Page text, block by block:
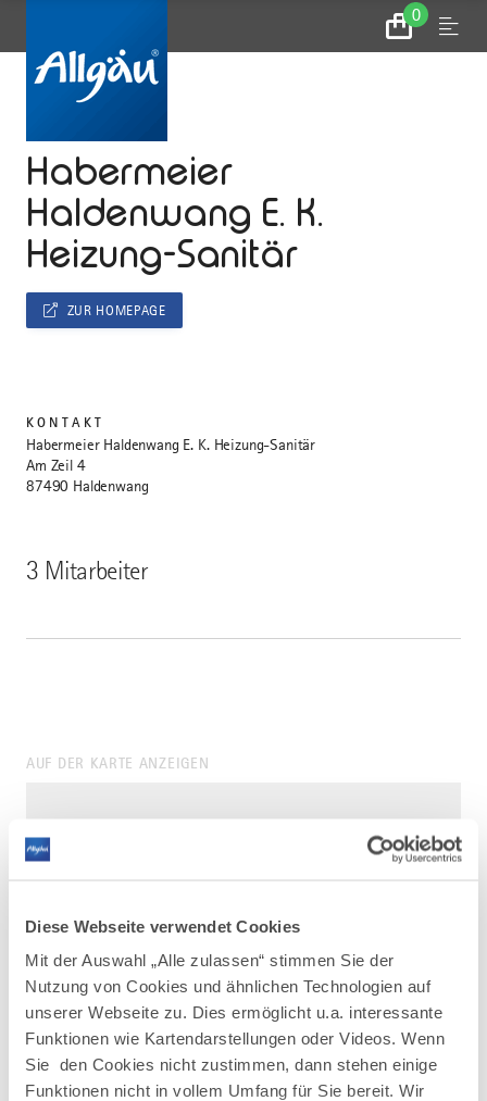
Diese Webseite verwendet Cookies
Mit der Auswahl „Alle zulassen“ stimmen Sie der
Nutzung von Cookies und ähnlichen Technologien auf
unserer Webseite zu. Dies ermöglicht u.a. interessante
Funktionen wie Kartendarstellungen oder Videos. Wenn
Sie den Cookies nicht zustimmen, dann stehen einige
Funktionen nicht in vollem Umfang für Sie bereit. Wir
0
Zum
Warenkorb
Menu
Habermeier
Haldenwang E. K.
Heizung-Sanitär
3 Mitarbeiter
ZUR HOMEPAGE
KONTAKT
Habermeier Haldenwang E. K. Heizung-Sanitär
Am Zeil 4
87490 Haldenwang
AUF DER KARTE ANZEIGEN